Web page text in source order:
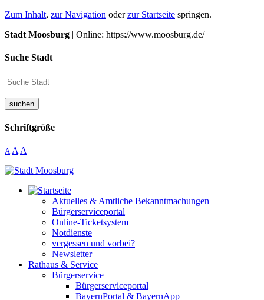
Zum Inhalt, zur Navigation oderzur Startseite springen.
Stadt Moosburg | Online: https://www.moosburg.de/
Suche Stadt
suchen
Schriftgröße
A A A
Aktuelles & Amtliche Bekanntmachungen
Bürgerserviceportal
Online-Ticketsystem
Notdienste
vergessen und vorbei?
Newsletter
Rathaus & Service
Bürgerservice
Bürgerserviceportal
BayernPortal & BayernApp